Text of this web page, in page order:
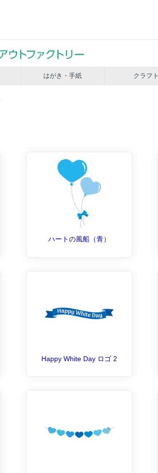
はがき・手紙 クラフト
ハートの風船（青）
Happy White Day ロゴ 2